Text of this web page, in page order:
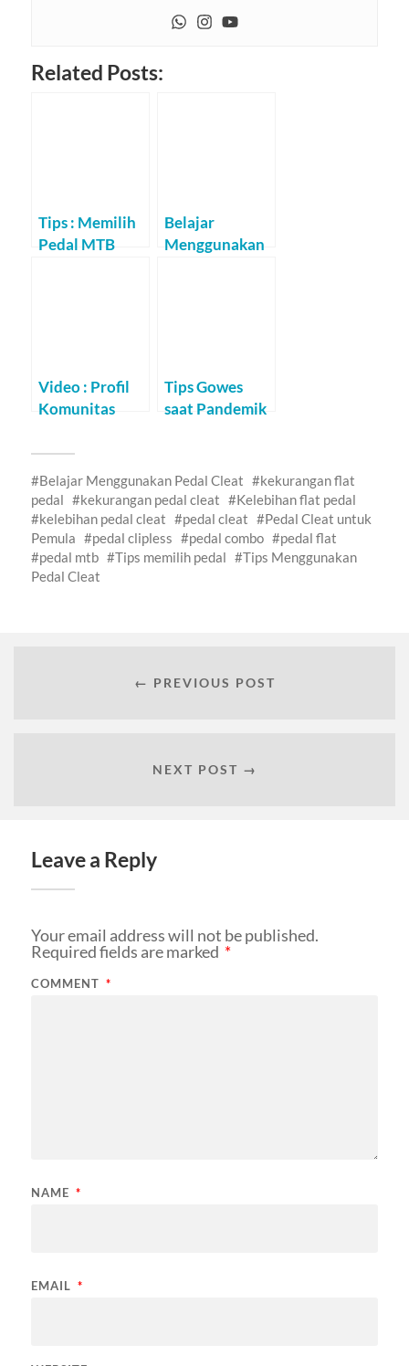
Related Posts:
Tips : Memilih
Pedal MTB
Belajar
Menggunakan
Video : Profil
Komunitas
on NET 24
Tips Gowes
saat Pandemik
Belajar Menggunakan Pedal Cleat
kekurangan flat
pedal
kekurangan pedal cleat
Kelebihan flat pedal
kelebihan pedal cleat
pedal cleat
Pedal Cleat untuk
Pemula
pedal clipless pedal combo
pedal flat
pedal mtb
Tips memilih pedal
Tips Menggunakan
Pedal Cleat
← PREVIOUS POST
NEXT POST →
Leave a Reply
Your email address will not be published.
Required fields are marked *
COMMENT *
NAME *
EMAIL *